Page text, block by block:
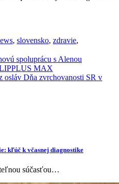
, slovensko, zdravie,
spoluprácu s Alenou
MAX
osláv Dňa zvrchovanosti SR v
kľúč k včasnej diagnostike
súčasťou…